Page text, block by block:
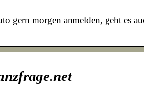
morgen anmelden, geht es